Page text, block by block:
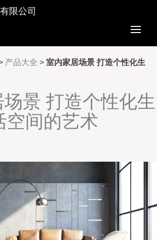
限公司
产品大全 > 室内家居场景 打造个性化生
景 打造个性化生
空间的艺术